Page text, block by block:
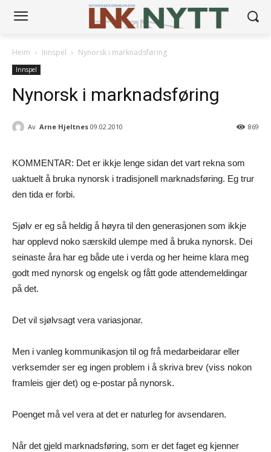
Heim Innspel Nynorsk i marknadsføring
Innspel
Nynorsk i marknadsføring
Av Arne Hjeltnes 09.02.2010 869
KOMMENTAR: Det er ikkje lenge sidan det vart rekna som
uaktuelt å bruka nynorsk i tradisjonell marknadsføring. Eg trur
den tida er forbi.
Sjølv er eg så heldig å høyra til den generasjonen som ikkje
har opplevd noko særskild ulempe med å bruka nynorsk. Dei
seinaste åra har eg både ute i verda og her heime klara meg
godt med nynorsk og engelsk og fått gode attendemeldingar
på det.
Det vil sjølvsagt vera variasjonar.
Men i vanleg kommunikasjon til og frå medarbeidarar eller
verksemder ser eg ingen problem i å skriva brev (viss nokon
framleis gjer det) og e-postar på nynorsk.
Poenget må vel vera at det er naturleg for avsendaren.
Når det gjeld marknadsføring, som er det faget eg kjenner